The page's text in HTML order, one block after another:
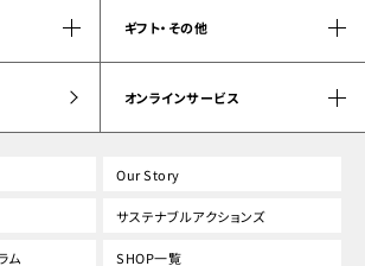
ギフト・その他
オンラインサービス
Our Story
サステナブルアクションズ
ム SHOP一覧